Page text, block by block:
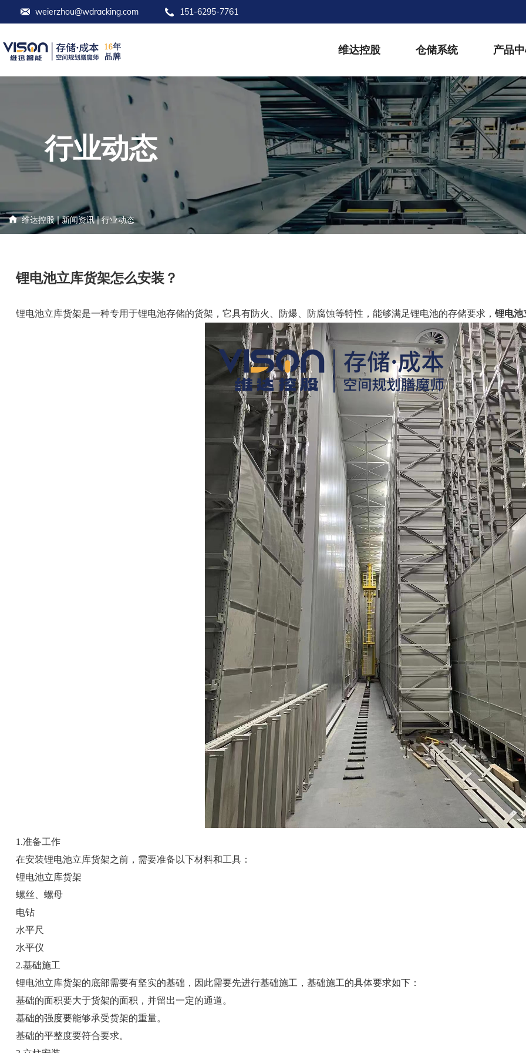
weierzhou@wdracking.com 151-6295-7761
维达控股 仓储系统 产品
行业动态
维达控股|新闻资讯|行业动态
锂电池立库货架怎么安装？
锂电池立库货架是一种专用于锂电池存储的货架，它具有防火、防爆、防腐蚀等特性，能够满足锂电池的存储要求， 锂电池
1.准备工作
在安装锂电池立库货架之前，需要准备以下材料和工具：
锂电池立库货架
螺丝、螺母
电钻
水平尺
水平仪
2.基础施工
锂电池立库货架的底部需要有坚实的基础，因此需要先进行基础施工，基础施工的具体要求如下：
基础的面积要大于货架的面积，并留出一定的通道。
基础的强度要能够承受货架的重量。
基础的平整度要符合要求。